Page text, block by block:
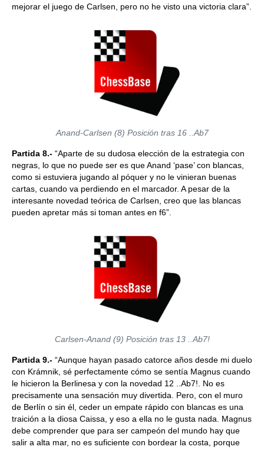
mejorar el juego de Carlsen, pero no he visto una victoria clara”.
Anand-Carlsen (8) Posición tras 16 ..Ab7
Partida 8.- “Aparte de su dudosa elección de la estrategia con
negras, lo que no puede ser es que Anand ‘pase’ con blancas,
como si estuviera jugando al póquer y no le vinieran buenas
cartas, cuando va perdiendo en el marcador. A pesar de la
interesante novedad teórica de Carlsen, creo que las blancas
pueden apretar más si toman antes en f6”.
Carlsen-Anand (9) Posición tras 13 ..Ab7!
Partida 9.- “Aunque hayan pasado catorce años desde mi duelo
con Krámnik, sé perfectamente cómo se sentía Magnus cuando
le hicieron la Berlinesa y con la novedad 12 ..Ab7!. No es
precisamente una sensación muy divertida. Pero, con el muro
de Berlín o sin él, ceder un empate rápido con blancas es una
traición a la diosa Caissa, y eso a ella no le gusta nada. Magnus
debe comprender que para ser campeón del mundo hay que
salir a alta mar, no es suficiente con bordear la costa, porque